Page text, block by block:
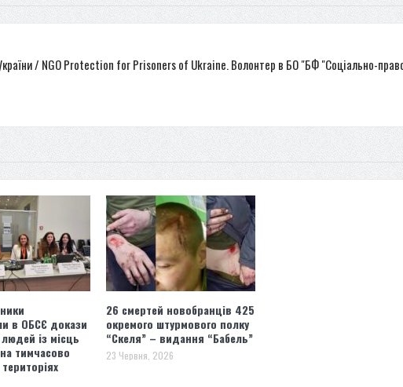
/ NGO Protection for Prisoners of Ukraine. Волонтер в БО "БФ "Соціально-
в ОБСЄ докази
із місць
тимчасово
26 смертей новобранців 425
окремого штурмового полку
“Скеля” – видання “Бабель”
23 Червня, 2026